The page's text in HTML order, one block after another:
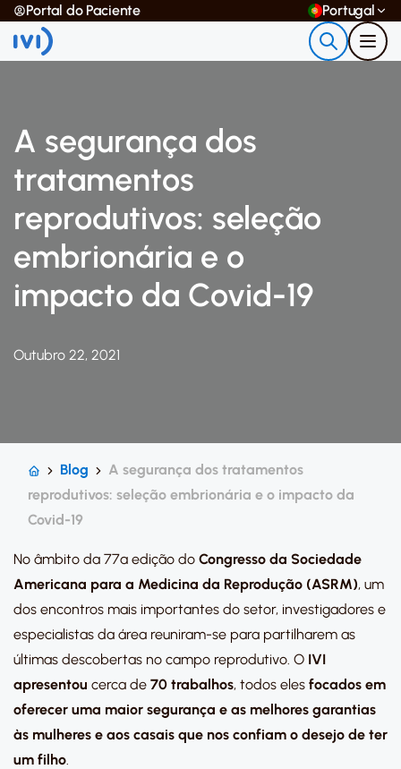
Portal do Paciente Portugal
A segurança dos
tratamentos
reprodutivos: seleção
embrionária e o
impacto da Covid-19
Outubro 22, 2021
Blog
A segurança dos tratamentos
reprodutivos: seleção embrionária e o impacto da
Covid-19
No âmbito da 77ª edição do Congresso da Sociedade
Americana para a Medicina da Reprodução (ASRM), um
dos encontros mais importantes do setor, investigadores e
especialistas da área reuniram-se para partilharem as
últimas descobertas no campo reprodutivo. O IVI
apresentou cerca de 70 trabalhos, todos eles focados em
oferecer uma maior segurança e as melhores garantias
às mulheres e aos casais que nos confiam o desejo de ter
um filho.